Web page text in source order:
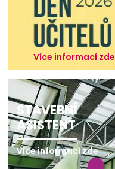
Více informací zde
STAVEBNÍ
ASISTENT
Více informací zde